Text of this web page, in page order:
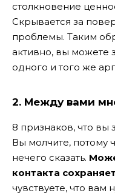
столкновение
Скрывается за
проблемы. Таким
активно, вы можете
одного и того же
2. Между вами
8 признаков, что вы
Вы молчите, потому
нечего сказать.
контакта
чувствуете, что вам